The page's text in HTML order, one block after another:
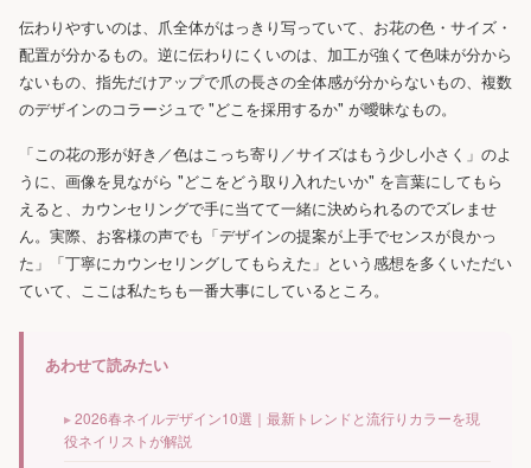
伝わりやすいのは、爪全体がはっきり写っていて、お花の色・サイズ・
配置が分かるもの。逆に伝わりにくいのは、加工が強くて色味が分から
ないもの、指先だけアップで爪の長さの全体感が分からないもの、複数
のデザインのコラージュで "どこを採用するか" が曖昧なもの。
「この花の形が好き／色はこっち寄り／サイズはもう少し小さく」のよ
うに、画像を見ながら "どこをどう取り入れたいか" を言葉にしてもら
えると、カウンセリングで手に当てて一緒に決められるのでズレませ
ん。実際、お客様の声でも「デザインの提案が上手でセンスが良かっ
た」「丁寧にカウンセリングしてもらえた」という感想を多くいただい
ていて、ここは私たちも一番大事にしているところ。
あわせて読みたい
2026春ネイルデザイン10選｜最新トレンドと流行りカラーを現
役ネイリストが解説